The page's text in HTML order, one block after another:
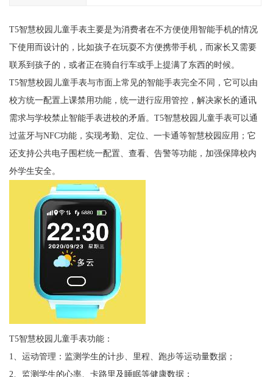
T5智慧校园儿童手表主要是为消费者在不方便使用智能手机的情况
下使用而设计的，比如孩子在玩耍不方便携带手机，而家长又需要
联系到孩子的，或者正在骑自行车或手上提满了东西的时候。
T5智慧校园儿童手表与市面上常见的智能手表完全不同，它可以由
校方统一配置上课禁用功能，统一进行应用管控，解决家长的通讯
需求与学校禁止智能手表进校的矛盾。T5智慧校园儿童手表可以通
过蓝牙与NFC功能，实现考勤、定位、一卡通等智慧校园应用；它
还支持公共电子围栏统一配置、查看、告警等功能，加强保障校内
外学生安全。
T5智慧校园儿童手表功能：
1、运动管理：监测学生的计步、里程、跑步等运动量数据；
2、监测学生的心率、卡路里及睡眠等健康数据；